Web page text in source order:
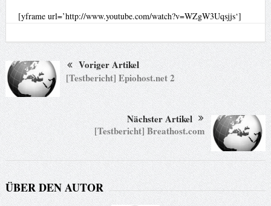
[yframe url=’http://www.youtube.com/watch?v=WZgW3Uqsjjs‘]
Voriger Artikel
[Testbericht] Epiohost.net 2
Nächster Artikel
[Testbericht] Breathost.com
ÜBER DEN AUTOR